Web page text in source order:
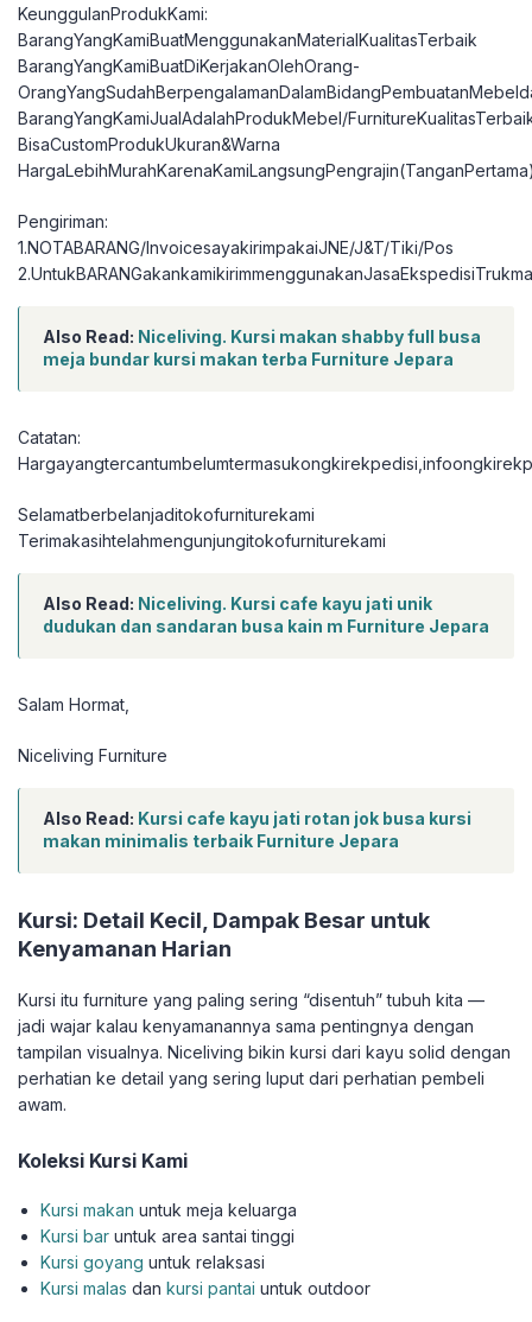
KeunggulanProdukKami:
BarangYangKamiBuatMenggunakanMaterialKualitasTerbaik
BarangYangKamiBuatDiKerjakanOlehOrang-
BarangYangKamiJualAdalahProdukMebel/
BisaCustomProdukUkuran&Warna
Pengiriman:
1.NOTABARANG/InvoicesayakirimpakaiJNE/J&T/Tiki/Pos
Also Read: Niceliving. Kursi makan shabby full busa
meja bundar kursi makan terba Furniture Jepara
Catatan:
Selamatberbelanjaditokofurniturekami
Terimakasihtelahmengunjungitokofurniturekami
Also Read: Niceliving. Kursi cafe kayu jati unik
dudukan dan sandaran busa kain m Furniture Jepara
Salam Hormat,
Niceliving Furniture
Also Read: Kursi cafe kayu jati rotan jok busa kursi
makan minimalis terbaik Furniture Jepara
Kursi: Detail Kecil, Dampak Besar untuk
Kenyamanan Harian
Kursi itu furniture yang paling sering “disentuh” tubuh kita —
jadi wajar kalau kenyamanannya sama pentingnya dengan
tampilan visualnya. Niceliving bikin kursi dari kayu solid dengan
perhatian ke detail yang sering luput dari perhatian pembeli
awam.
Koleksi Kursi Kami
Kursi makan untuk meja keluarga
Kursi bar untuk area santai tinggi
Kursi goyang untuk relaksasi
Kursi malas dankursi pantai untuk outdoor